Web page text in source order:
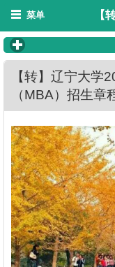
菜单
click to expand
【转】辽宁大学
（MBA）招生章